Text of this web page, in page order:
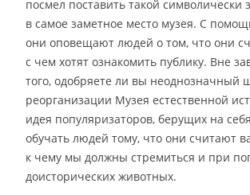
посмел поставить такой
в самое заметное место музея. С
они оповещают людей о том, что они
с чем хотят ознакомить публику. Вне
того, одобряете ли вы неоднозначный
реорганизации Музея естественной
идея популяризаторов, берущих на
обучать людей тому, что они считают
к чему мы должны стремиться и при
доисторических животных.